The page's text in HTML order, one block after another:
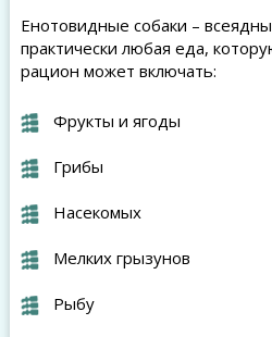
Енотовидные собаки –
практически любая еда,
рацион может включать:
Фрукты и ягоды
Грибы
Насекомых
Мелких грызунов
Рыбу